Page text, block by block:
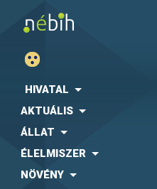
HIVATAL
AKTUÁLIS
ÁLLAT
ÉLELMISZER
NÖVÉNY